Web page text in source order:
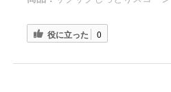
役に立った 0